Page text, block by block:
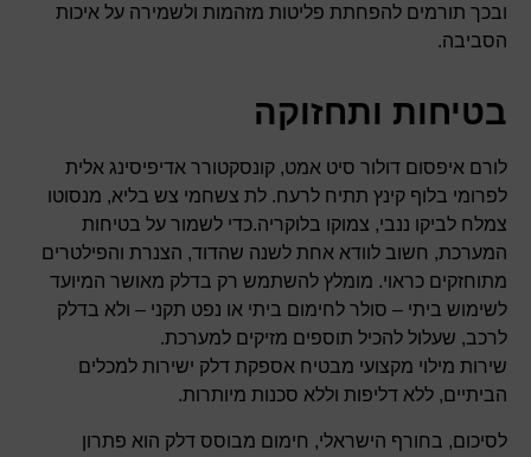
ובכך תורמים להפחתת פליטות מזהמות ולשמירה על איכות
הסביבה.
בטיחות ותחזוקה
לורם איפסום דולור סיט אמט, קונסקטורר אדיפיסינג אלית
לפרומי בלוף קינץ תתיח לרעח. לת צשחמי צש בליא, מנסוטו
צמלח לביקו ננבי, צמוקו בלוקריה.כדי לשמור על בטיחות
המערכת, חשוב לוודא אחת לשנה שהדוד, הצנרת והפילטרים
מתוחזקים כראוי. מומלץ להשתמש רק בדלק מאושר המיועד
לשימוש ביתי – סולר לחימום ביתי או נפט תקני – ולא בדלק
לרכב, שעלול להכיל תוספים מזיקים למערכת.
שירות מילוי מקצועי מבטיח אספקת דלק ישירות למכלים
הביתיים, ללא דליפות וללא סכנות מיותרות.
לסיכום, בחורף הישראלי, חימום מבוסס דלק הוא פתרון